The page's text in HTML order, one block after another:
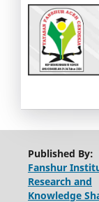
Published By:
Fanshur
Research and
Knowledge